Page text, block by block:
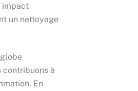
impact
un nettoyage
à
En